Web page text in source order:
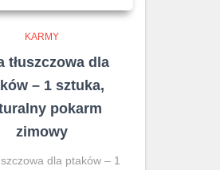
KARMY
tłuszczowa dla
– 1 sztuka,
pokarm
zimowy
dla ptaków – 1